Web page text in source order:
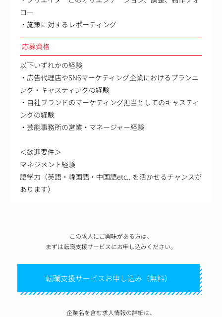
ロー
・施策に対するレポーティング
応募資格
以下いずれかの経験
・広告代理店やSNSマーケティング企業におけるプランニ
ング・キャスティングの経験
・自社ブランドのマーケティング担当としてのキャスティ
ングの経験
・芸能事務所の営業・マネージャー経験
＜歓迎要件＞
マネジメント経験
語学力（英語・韓国語・中国語etc.. を活かせるチャンスが
あります）
この求人にご興味がある方は、
まずは転職支援サービスにお申し込みください。
転職支援サービスお申し込み（無料）
企業名を含む求人情報の詳細は、